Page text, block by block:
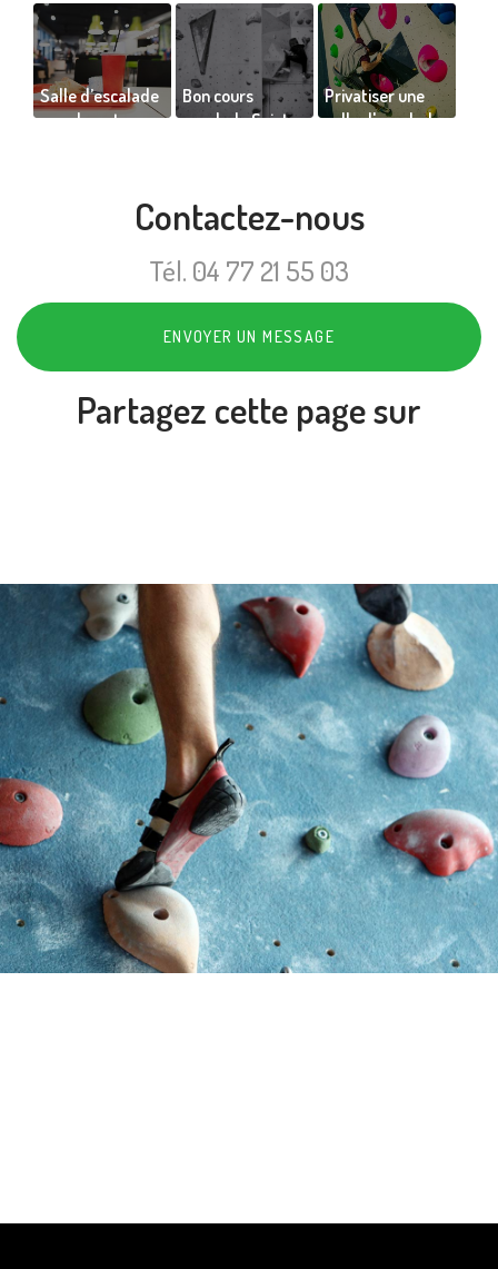
Salle d’escalade
avec bar et
Bon cours
escalade Saint-
Privatiser une
salle d'escalade
Contactez-nous
Tél. 04 77 21 55 03
ENVOYER UN MESSAGE
Partagez cette page sur